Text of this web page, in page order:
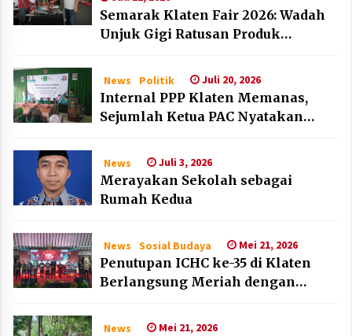
Semarak Klaten Fair 2026: Wadah
Unjuk Gigi Ratusan Produk
News Politik Juli 20, 2026
Internal PPP Klaten Memanas,
Sejumlah Ketua PAC Nyatakan
News Juli 3, 2026
Merayakan Sekolah sebagai
Rumah Kedua
News Sosial Budaya Mei 21, 2026
Penutupan ICHC ke-35 di Klaten
Berlangsung Meriah dengan
Jerman
News Mei 21, 2026